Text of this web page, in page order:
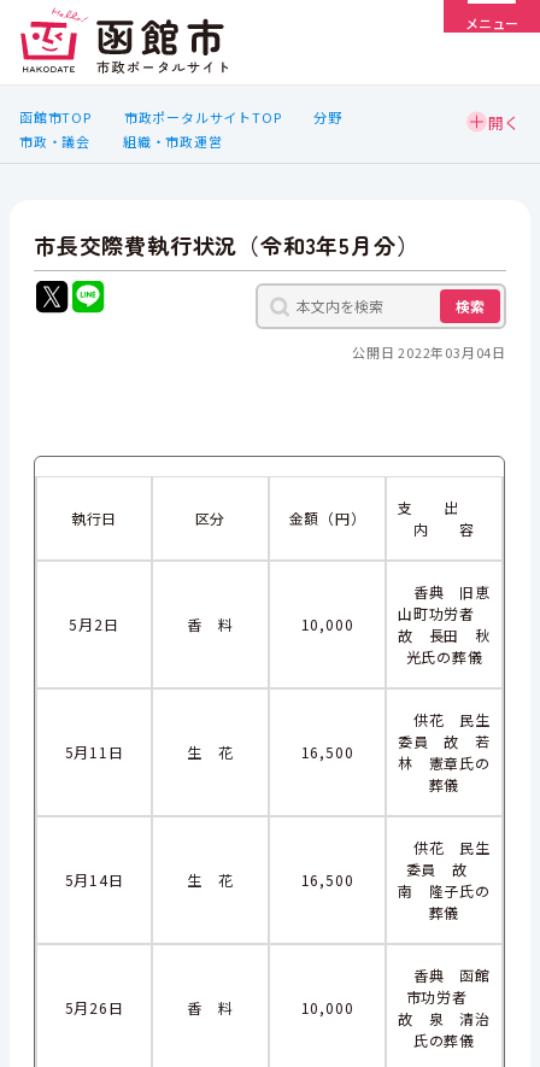
メニュー
函館市TOP 市政ポータルサイトTOP
分野
市政・議会
組織・市政運営
市長交際費執行状況（令和3年5月分）
検索
公開日 2022年03月04日
執行日 区分 金額（円）
支 出
内 容
5月2日 香 料 10,000
香典 旧恵
山町功労者
故 長田 秋
光氏の葬儀
5月11日 生 花 16,500
供花 民生
委員 故 若
林 憲章氏の
葬儀
5月14日 生 花 16,500
供花 民生
委員 故
南 隆子氏の
葬儀
5月26日 香 料 10,000
香典 函館
市功労者
故 泉 清治
氏の葬儀